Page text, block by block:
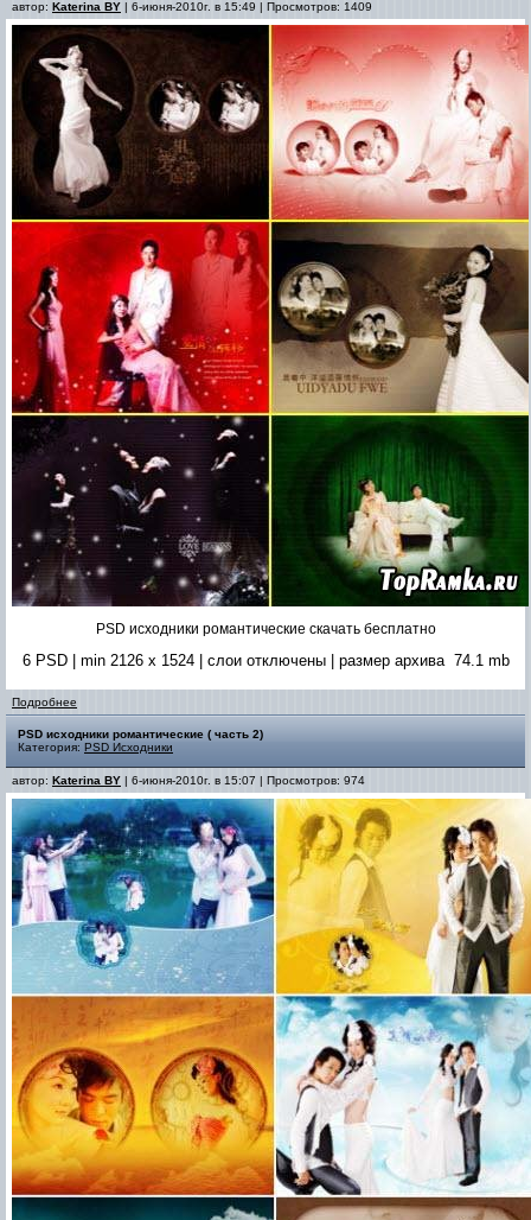
автор: Katerina BY | 6-июня-2010г. в 15:49 | Просмотров: 1409
PSD исходники романтические скачать бесплатно
6 PSD | min 2126 x 1524 | слои отключены | размер архива 74.1 mb
Подробнее
PSD исходники романтические ( часть 2)
Категория: PSD Исходники
автор: Katerina BY | 6-июня-2010г. в 15:07 | Просмотров: 974